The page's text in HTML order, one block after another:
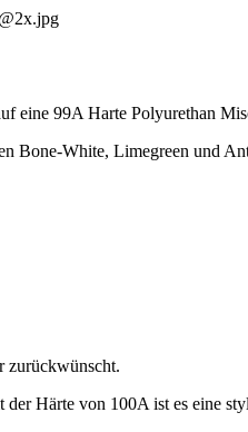
eine 99A Harte Polyurethan
Bone-White, Limegreen und
zurückwünscht.
Härte von 100A ist es eine